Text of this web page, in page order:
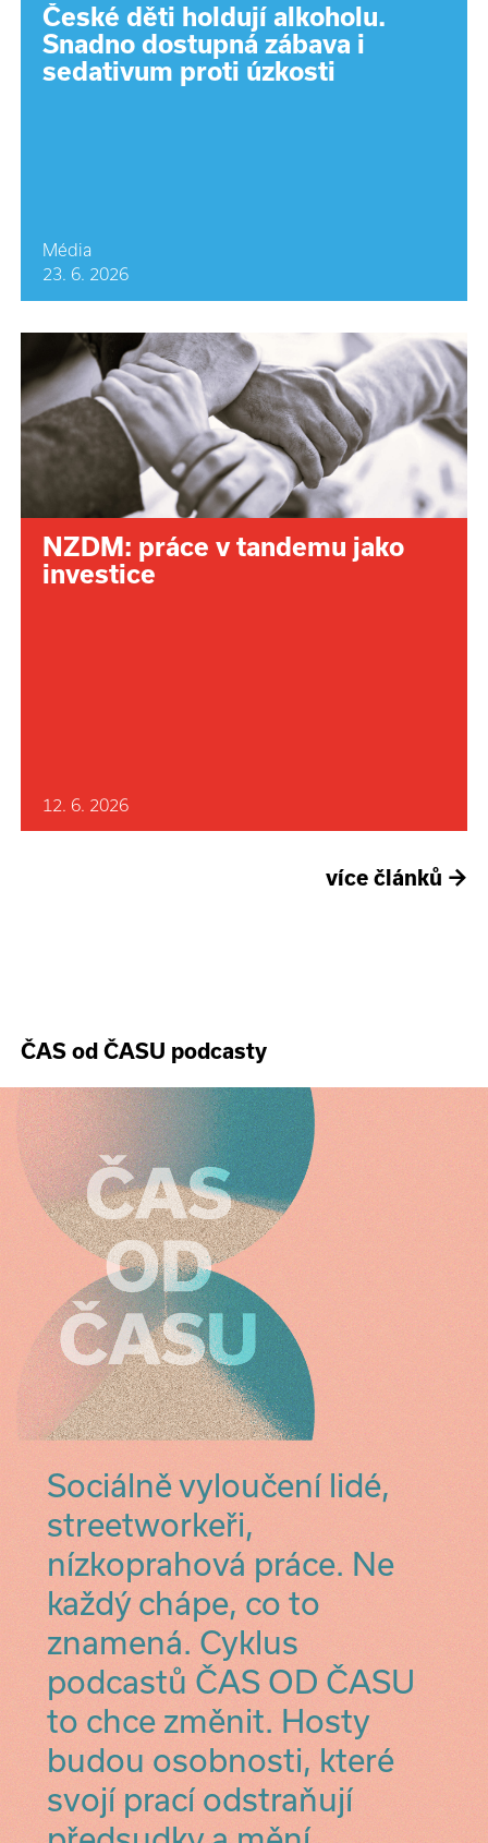
České děti holdují alkoholu.
Snadno dostupná zábava i
sedativum proti úzkosti
Média
23. 6. 2026
NZDM: práce v tandemu jako
investice
12. 6. 2026
více článků →
ČAS od ČASU podcasty
Sociálně vyloučení lidé,
streetworkeři,
nízkoprahová práce. Ne
každý chápe, co to
znamená. Cyklus
podcastů ČAS OD ČASU
to chce změnit. Hosty
budou osobnosti, které
svojí prací odstraňují